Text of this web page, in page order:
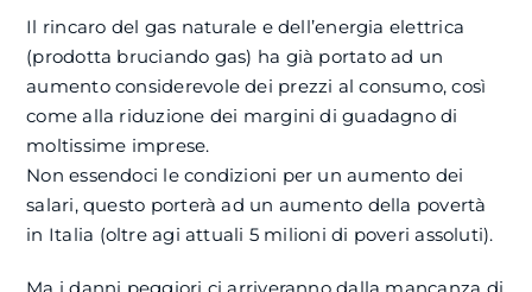
Il rincaro del gas naturale e dell’energia elettrica
(prodotta bruciando gas) ha già portato ad un
aumento considerevole dei prezzi al consumo, così
come alla riduzione dei margini di guadagno di
moltissime imprese.
Non essendoci le condizioni per un aumento dei
salari, questo porterà ad un aumento della povertà
in Italia (oltre agi attuali 5 milioni di poveri assoluti).